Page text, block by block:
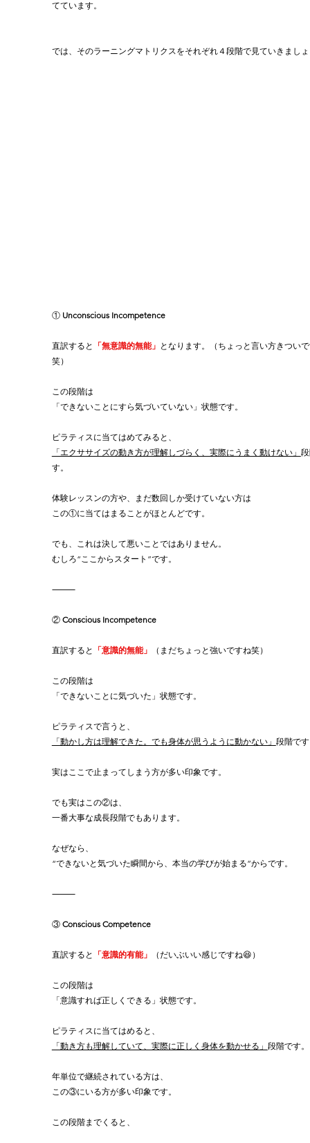
てています。
では、そのラーニングマトリクスをそれぞれ４段階で見ていきましょ
① Unconscious Incompetence
直訳すると 「無意識的無能」 となります。（ちょっと言い方きつい
笑）
この段階は
「できないことにすら気づいていない」状態です。
ピラティスに当てはめてみると、
「エクササイズの動き方が理解しづらく、実際にうまく動けない」
す。
体験レッスンの方や、まだ数回しか受けていない方は
この①に当てはまることがほとんどです。
でも、これは決して悪いことではありません。
むしろ“ここからスタート”です。
⸻
② Conscious Incompetence
直訳すると 「意識的無能」 （まだちょっと強いですね笑）
この段階は
「できないことに気づいた」状態です。
ピラティスで言うと、
「動かし方は理解できた。でも身体が思うように動かない」 段階で
実はここで止まってしまう方が多い印象です。
でも実はこの②は、
一番大事な成長段階でもあります。
なぜなら、
“できないと気づいた瞬間から、本当の学びが始まる”からです。
⸻
③ Conscious Competence
直訳すると 「意識的有能」 （だいぶいい感じですね😆）
この段階は
「意識すれば正しくできる」状態です。
ピラティスに当てはめると、
「動き方も理解していて、実際に正しく身体を動かせる」 段階です。
年単位で継続されている方は、
この③にいる方が多い印象です。
この段階までくると、